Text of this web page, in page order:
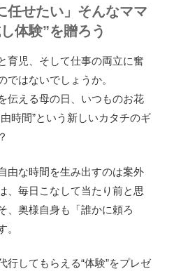
任せたい」そんなママ
体験”を贈ろう
育児、そして仕事の両立に奮
ではないでしょうか。
伝える母の日、いつものお花
時間”という新しいカタチのギ
由な時間を生み出すのは案外
、毎日こなして当たり前と思
、奥様自身も「誰かに頼ろ
。
行してもらえる“体験”をプレゼ